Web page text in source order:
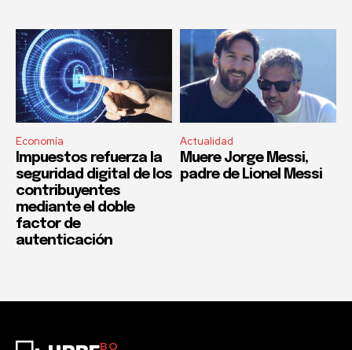
Economía
Impuestos refuerza la
seguridad digital de los
contribuyentes
mediante el doble
factor de
autenticación
Actualidad
Muere Jorge Messi,
padre de Lionel Messi
BO